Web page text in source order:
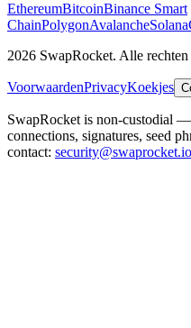
EthereumBitcoinBinance Smart
ChainPolygonAvalancheSolana
2026 SwapRocket. Alle
VoorwaardenPrivacyKoekjes
SwapRocket is non-custodial
connections, signatures, seed
contact: security@swaprocket.io